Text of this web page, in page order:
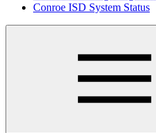
Conroe ISD System Status